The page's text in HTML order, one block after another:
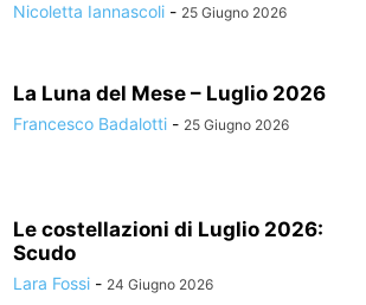
Nicoletta Iannascoli - 25 Giugno 2026
La Luna del Mese – Luglio 2026
Francesco Badalotti - 25 Giugno 2026
Le costellazioni di Luglio 2026:
Scudo
Lara Fossi - 24 Giugno 2026